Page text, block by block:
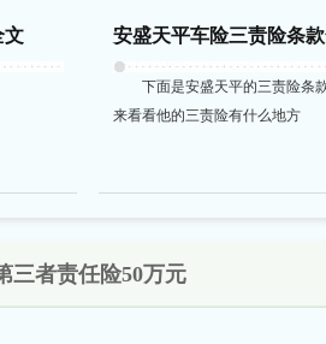
文 安盛天平车险三责险条
下面是安盛天平的三责险条
来看看他的三责险有什么地方
三者责任险50万元